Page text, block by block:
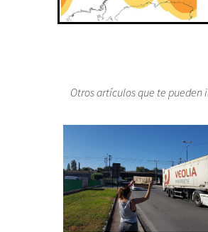
Otros artículos que te pueden